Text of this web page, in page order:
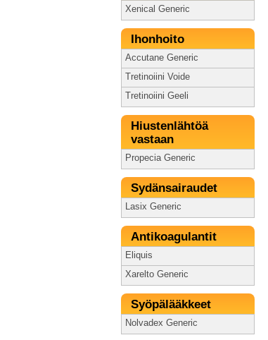
Xenical Generic
Ihonhoito
Accutane Generic
Tretinoiini Voide
Tretinoiini Geeli
Hiustenlähtöä
vastaan
Propecia Generic
Sydänsairaudet
Lasix Generic
Antikoagulantit
Eliquis
Xarelto Generic
Syöpälääkkeet
Nolvadex Generic